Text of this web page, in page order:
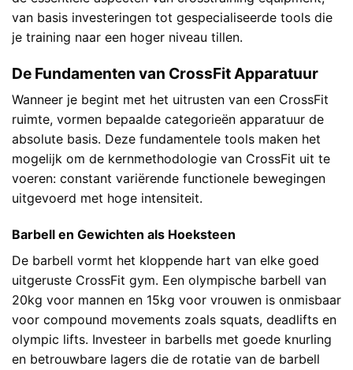
van basis investeringen tot gespecialiseerde tools die
je training naar een hoger niveau tillen.
De Fundamenten van CrossFit Apparatuur
Wanneer je begint met het uitrusten van een CrossFit
ruimte, vormen bepaalde categorieën apparatuur de
absolute basis. Deze fundamentele tools maken het
mogelijk om de kernmethodologie van CrossFit uit te
voeren: constant variërende functionele bewegingen
uitgevoerd met hoge intensiteit.
Barbell en Gewichten als Hoeksteen
De barbell vormt het kloppende hart van elke goed
uitgeruste CrossFit gym. Een olympische barbell van
20kg voor mannen en 15kg voor vrouwen is onmisbaar
voor compound movements zoals squats, deadlifts en
olympic lifts. Investeer in barbells met goede knurling
en betrouwbare lagers die de rotatie van de barbell